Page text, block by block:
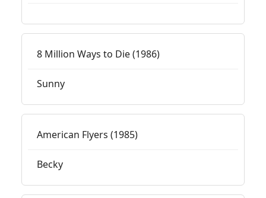
8 Million Ways to Die (1986)
Sunny
American Flyers (1985)
Becky